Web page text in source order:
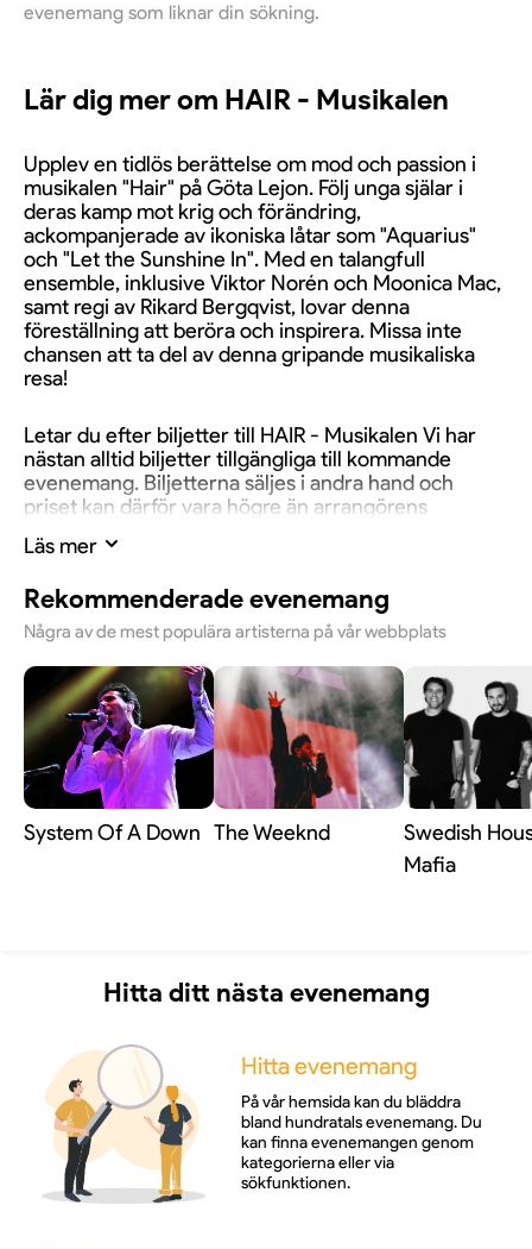
evenemang som liknar din sökning.
Lär dig mer om HAIR - Musikalen
Upplev en tidlös berättelse om mod och passion i
musikalen "Hair" på Göta Lejon. Följ unga själar i
deras kamp mot krig och förändring,
ackompanjerade av ikoniska låtar som "Aquarius"
och "Let the Sunshine In". Med en talangfull
ensemble, inklusive Viktor Norén och Moonica Mac,
samt regi av Rikard Bergqvist, lovar denna
föreställning att beröra och inspirera. Missa inte
chansen att ta del av denna gripande musikaliska
resa!
Letar du efter biljetter till HAIR - Musikalen Vi har
nästan alltid biljetter tillgängliga till kommande
evenemang. Biljetterna säljes i andra hand och
priset kan därför vara högre än arrangörens
Läs mer
Rekommenderade evenemang
Några av de mest populära artisterna på vår webbplats
System Of A Down The Weeknd
Swedish
Mafia
Hitta ditt nästa evenemang
Hitta evenemang
På vår hemsida kan du bläddra
bland hundratals evenemang. Du
kan finna evenemangen genom
kategorierna eller via
sökfunktionen.